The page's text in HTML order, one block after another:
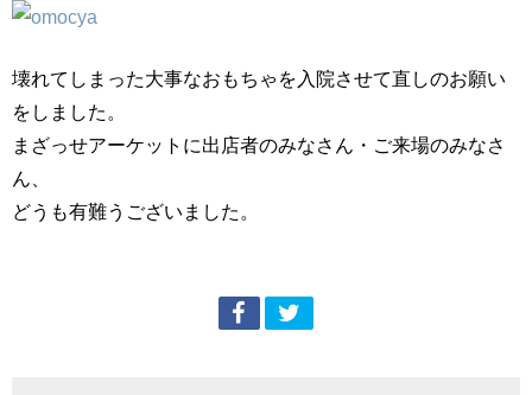
壊れてしまった大事なおもちゃを入院させて直しのお願い
をしました。
まざっせアーケットに出店者のみなさん・ご来場のみなさ
ん、
どうも有難うございました。